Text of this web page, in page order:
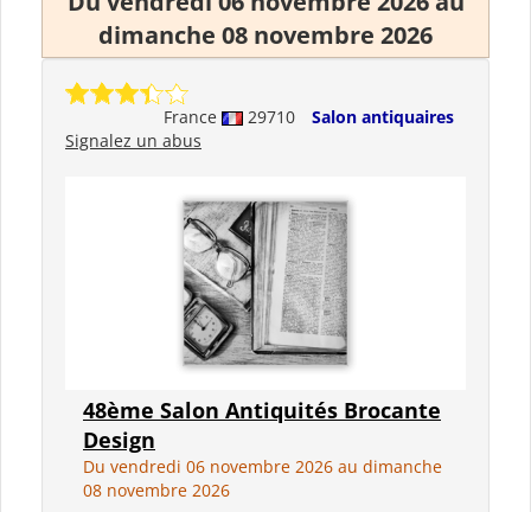
dimanche 08 novembre 2026
France 29710
Salon antiquaires
Signalez un abus
48ème Salon Antiquités Brocante
Design
Du vendredi 06 novembre 2026 au dimanche
08 novembre 2026